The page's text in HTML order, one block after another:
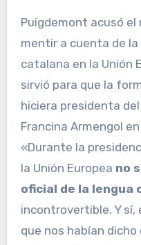
Puigdemont acusó el
mentir a cuenta de
catalana en la Unión
sirvió para que la
hiciera presidenta
Francina Armengol
«Durante la
la Unión Europea no
oficial de la lengua
incontrovertible. Y sí,
que nos habían